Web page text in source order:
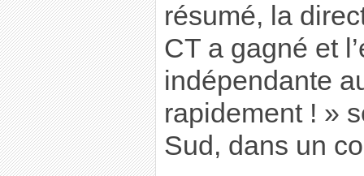
résumé, la
CT a gagné et
indépendante
rapidement ! »
Sud, dans un